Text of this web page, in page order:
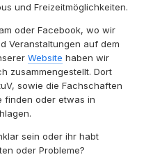
und Freizeitmöglichkeiten.
oder Facebook, wo wir
Veranstaltungen auf dem
Website haben wir
zusammengestellt. Dort
sowie die Fachschaften
finden oder etwas in
sein oder ihr habt
oder Probleme?